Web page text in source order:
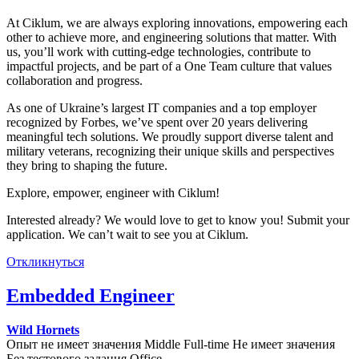
At Ciklum, we are always exploring innovations, empowering each
other to achieve more, and engineering solutions that matter. With
us, you’ll work with cutting-edge technologies, contribute to
impactful projects, and be part of a One Team culture that values
collaboration and progress.
As one of Ukraine’s largest IT companies and a top employer
recognized by Forbes, we’ve spent over 20 years delivering
meaningful tech solutions. We proudly support diverse talent and
military veterans, recognizing their unique skills and perspectives
they bring to shaping the future.
Explore, empower, engineer with Ciklum!
Interested already? We would love to get to know you! Submit your
application. We can’t wait to see you at Ciklum.
Откликнуться
Embedded Engineer
Wild Hornets
Опыт не имеет значения Middle Full-time Не имеет значения